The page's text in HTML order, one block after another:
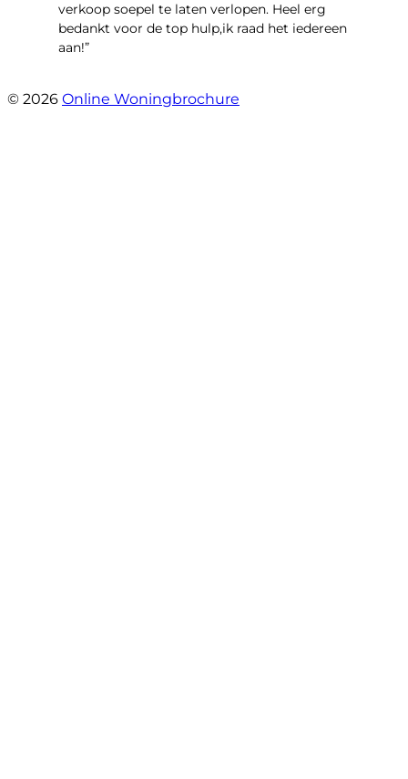
verkoop soepel te laten verlopen. Heel erg
bedankt voor de top hulp,ik raad het iedereen
aan!”
© 2026 Online Woningbrochure